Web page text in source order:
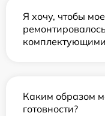
Я хочу, чтобы
Каким образом
готовности?